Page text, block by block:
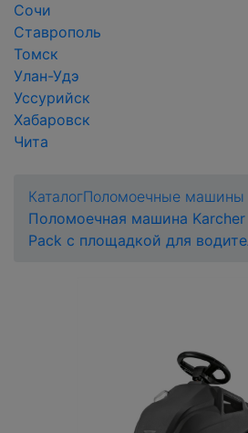
Сочи
Ставрополь
Томск
Улан-Удэ
Уссурийск
Хабаровск
Чита
КаталогПоломоечные машины
Поломоечная машина Karcher
Pack с площадкой для